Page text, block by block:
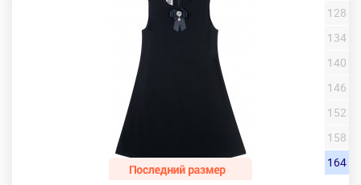
128
134
140
146
152
158
164